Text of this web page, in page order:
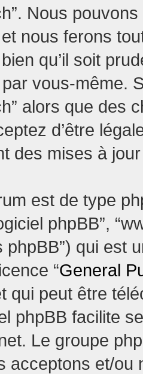
Nous
nous ferons
qu’il soit
vous-même.
alors que des
d’être
des mises à
est de type
phpBB”,
phpBB”) qui est
“General
qui peut être
phpBB facilite
Le groupe
acceptons et/ou